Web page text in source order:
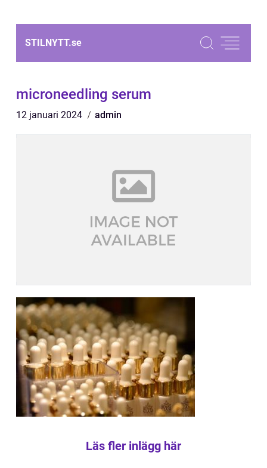
STILNYTT.se
microneedling serum
12 januari 2024 admin
Läs fler inlägg här